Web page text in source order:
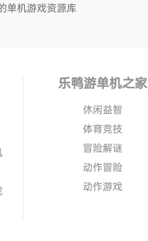
单机游戏资源库
乐鸭游单机之家
休闲益智
体育竞技
冒险解谜
动作冒险
动作游戏